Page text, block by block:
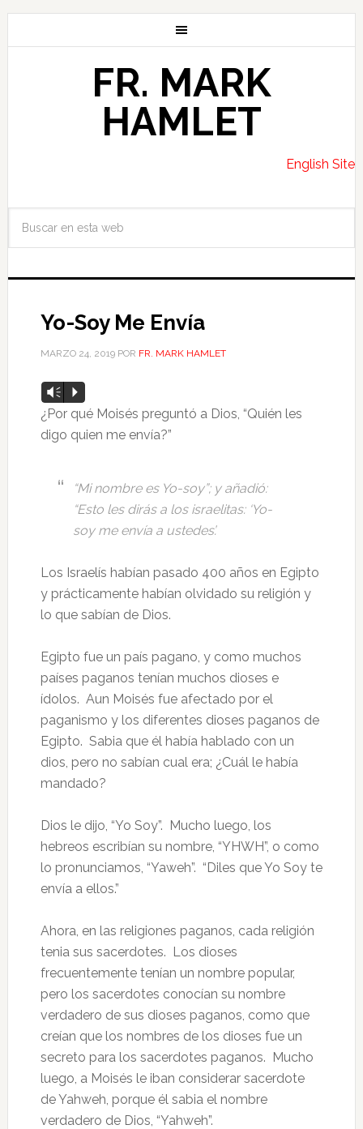
FR. MARK
HAMLET
English Site
Yo-Soy Me Envía
MARZO 24, 2019POR FR. MARK HAMLET
Reproductor
de
audio
Vm P
¿Por qué Moisés preguntó a Dios, “Quién les
digo quien me envía?”
“Mi nombre es Yo-soy”; y añadió:
“Esto les dirás a los israelitas: ‘Yo-
soy me envía a ustedes’.
Los Israelís habían pasado 400 años en Egipto
y prácticamente habían olvidado su religión y
lo que sabían de Dios.
Egipto fue un país pagano, y como muchos
países paganos tenían muchos dioses e
ídolos. Aun Moisés fue afectado por el
paganismo y los diferentes dioses paganos de
Egipto. Sabia que él había hablado con un
dios, pero no sabían cual era; ¿Cuál le había
mandado?
Dios le dijo, “Yo Soy”. Mucho luego, los
hebreos escribían su nombre, “YHWH”, o como
lo pronunciamos, “Yaweh”. “Diles que Yo Soy te
envía a ellos.”
Ahora, en las religiones paganos, cada religión
tenia sus sacerdotes. Los dioses
frecuentemente tenían un nombre popular,
pero los sacerdotes conocían su nombre
verdadero de sus dioses paganos, como que
creían que los nombres de los dioses fue un
secreto para los sacerdotes paganos. Mucho
luego, a Moisés le iban considerar sacerdote
de Yahweh, porque él sabia el nombre
verdadero de Dios, “Yahweh”.